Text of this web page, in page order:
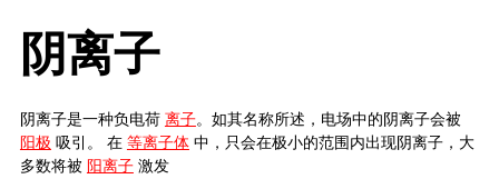
阴离子
阴离子是一种负电荷 离子。如其名称所述，电场中的阴离子会被
阳极 吸引。 在 等离子体中，只会在极小的范围内出现阴离子，大
多数将被 阳离子激发